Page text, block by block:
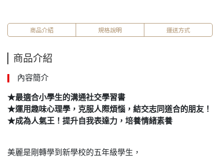
商品介紹 規格說明 運送方式
商品介紹
內容簡介
★最適合小學生的溝通社交學習書
★運用趣味心理學，克服人際煩惱，結交志同道合的朋友！
★成為人氣王！提升自我表達力，培養情緒素養
美麗是剛轉學到新學校的五年級學生，